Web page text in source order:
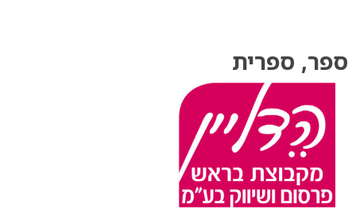
ספר, ספרית